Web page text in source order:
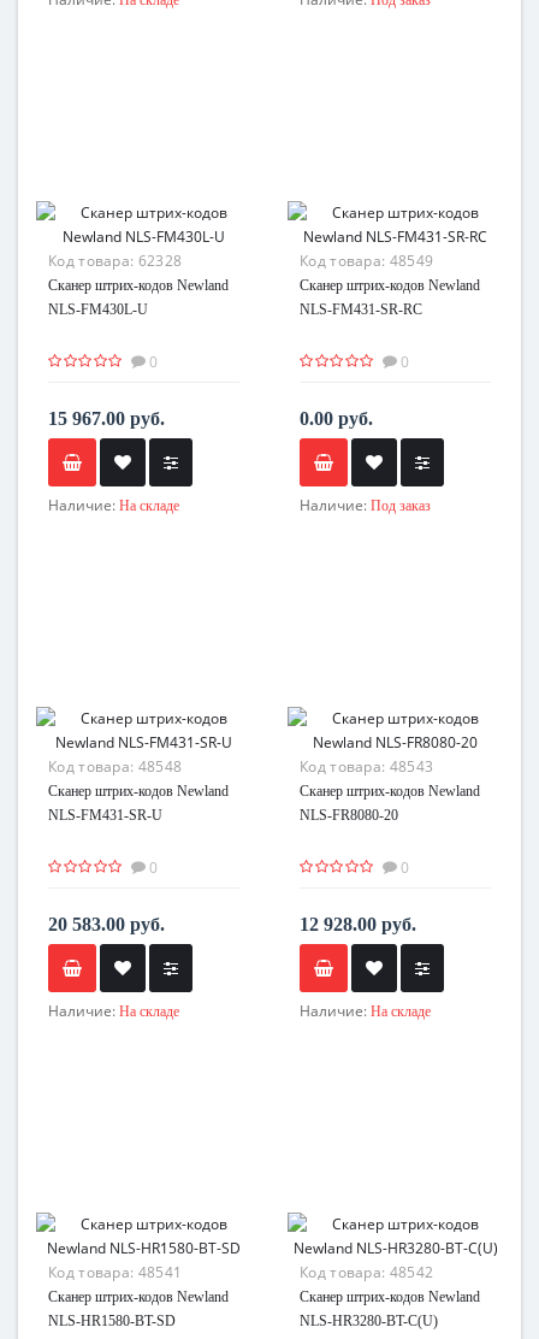
Код товара: 62328
Сканер штрих-кодов Newland
NLS-FM430L-U
0
15 967.00 руб.
Наличие: На складе
Код товара: 48549
Сканер штрих-кодов Newland
NLS-FM431-SR-RC
0
0.00 руб.
Наличие: Под заказ
Код товара: 48548
Сканер штрих-кодов Newland
NLS-FM431-SR-U
0
20 583.00 руб.
Наличие: На складе
Код товара: 48543
Сканер штрих-кодов Newland
NLS-FR8080-20
0
12 928.00 руб.
Наличие: На складе
Код товара: 48541
Сканер штрих-кодов Newland
NLS-HR1580-BT-SD
Код товара: 48542
Сканер штрих-кодов Newland
NLS-HR3280-BT-C(U)